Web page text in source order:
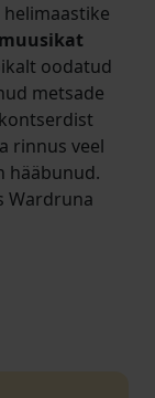
oodatud
metsade
rinnus veel
hääbunud.
Wardruna